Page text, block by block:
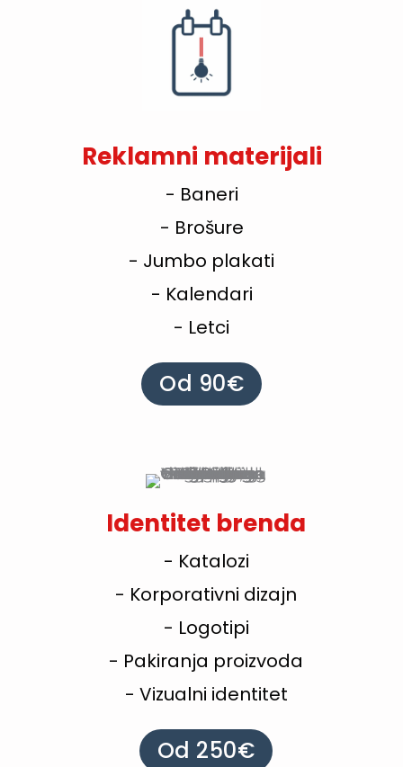
Reklamni materijali
- Baneri
- Brošure
- Jumbo plakati
- Kalendari
- Letci
Od 90€
Identitet brenda
- Katalozi
- Korporativni dizajn
- Logotipi
- Pakiranja proizvoda
- Vizualni identitet
Od 250€